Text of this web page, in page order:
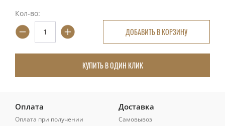
Кол-во:
ДОБАВИТЬ В КОРЗИНУ
КУПИТЬ В ОДИН КЛИК
Оплата
Оплата при получении
Доставка
Самовывоз